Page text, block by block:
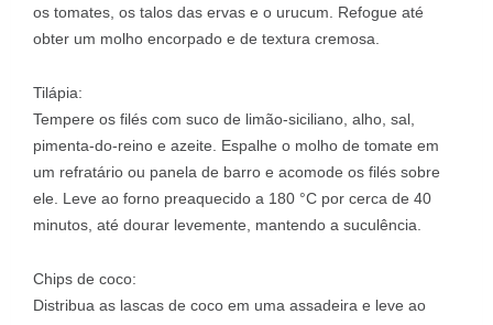
os tomates, os talos das ervas e o urucum. Refogue até
obter um molho encorpado e de textura cremosa.
Tilápia:
Tempere os filés com suco de limão-siciliano, alho, sal,
pimenta-do-reino e azeite. Espalhe o molho de tomate em
um refratário ou panela de barro e acomode os filés sobre
ele. Leve ao forno preaquecido a 180 °C por cerca de 40
minutos, até dourar levemente, mantendo a suculência.
Chips de coco:
Distribua as lascas de coco em uma assadeira e leve ao